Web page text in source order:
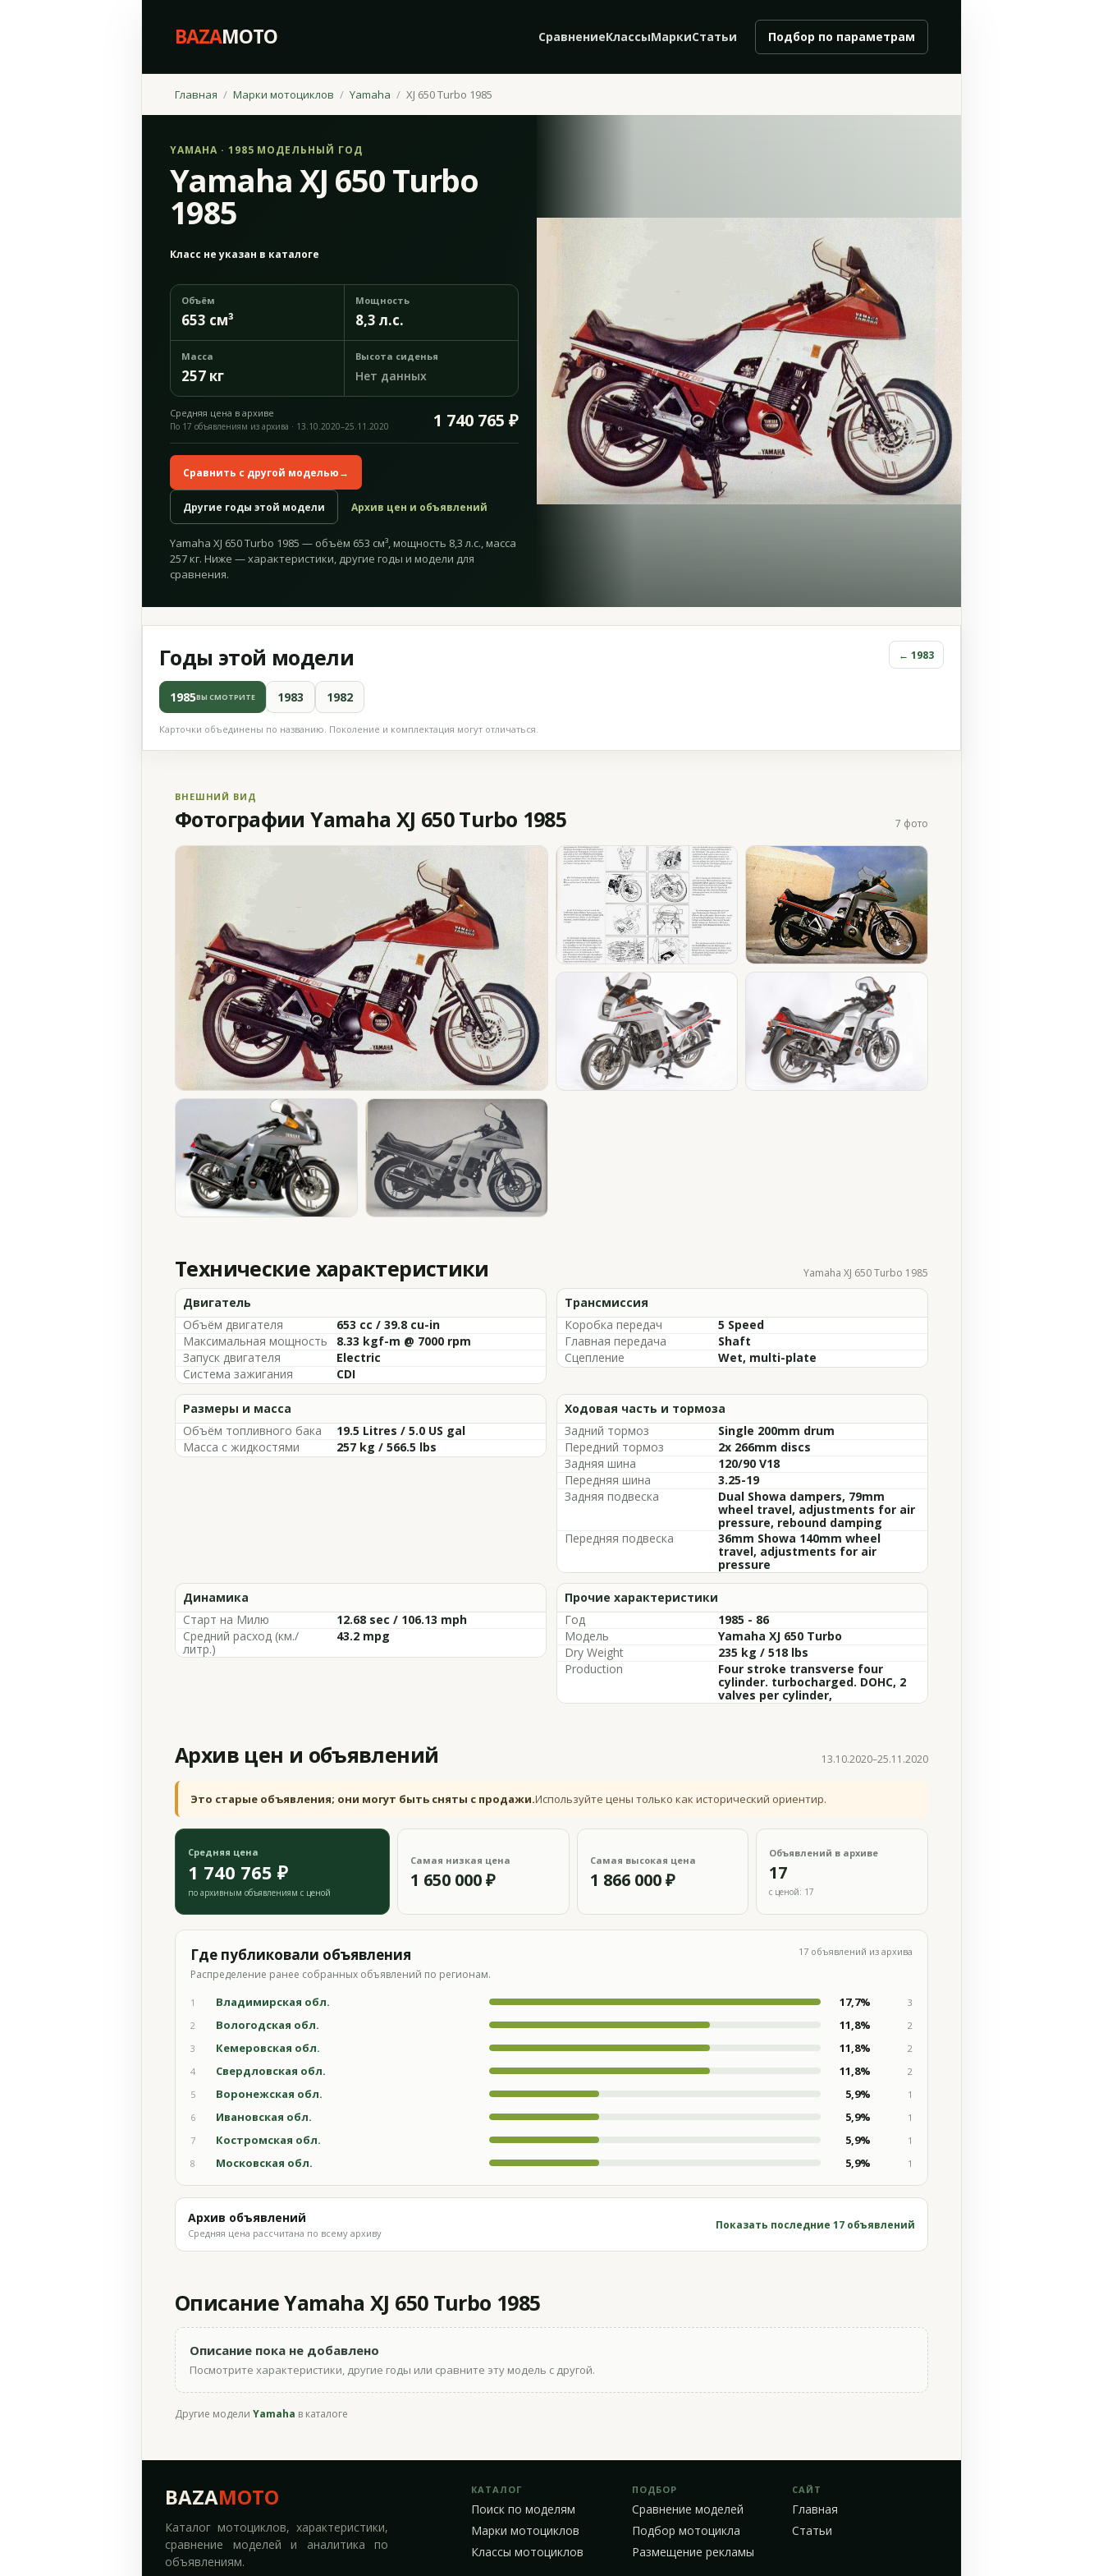
BAZAMOTO СравнениеКлассыМаркиСтатьи Подбор по параметрам
Главная Марки мотоциклов Yamaha XJ 650 Turbo 1985
YAMAHA · 1985 МОДЕЛЬНЫЙ ГОД
Yamaha XJ 650 Turbo
1985
Класс не указан в каталоге
Объём
653 см³
Мощность
8,3 л.с.
Масса
257 кг
Высота сиденья
Нет данных
Средняя цена в архиве 1 740 765 ₽
По 17 объявлениям из архива · 13.10.2020–25.11.2020
Сравнить с другой моделью→
Другие годы этой модели Архив цен и объявлений
Yamaha XJ 650 Turbo 1985 — объём 653 см³, мощность 8,3 л.с., масса
257 кг. Ниже — характеристики, другие годы и модели для
сравнения.
Годы этой модели ← 1983
1985ВЫ СМОТРИТЕ 1983 1982
Карточки объединены по названию. Поколение и комплектация могут отличаться.
ВНЕШНИЙ ВИД
Фотографии Yamaha XJ 650 Turbo 1985 7 фото
Технические характеристики Yamaha XJ 650 Turbo 1985
Двигатель
Объём двигателя
653 cc / 39.8 cu-in
Максимальная мощность
8.33 kgf-m @ 7000 rpm
Запуск двигателя
Electric
Система зажигания
CDI
Трансмиссия
Коробка передач
5 Speed
Главная передача
Shaft
Сцепление
Wet, multi-plate
Размеры и масса
Объём топливного бака
19.5 Litres / 5.0 US gal
Масса с жидкостями
257 kg / 566.5 lbs
Ходовая часть и тормоза
Задний тормоз
Single 200mm drum
Передний тормоз
2x 266mm discs
Задняя шина
120/90 V18
Передняя шина
3.25-19
Задняя подвеска
Dual Showa dampers, 79mm
wheel travel, adjustments for air
pressure, rebound damping
Передняя подвеска
36mm Showa 140mm wheel
travel, adjustments for air
pressure
Динамика
Старт на Милю
12.68 sec / 106.13 mph
Средний расход (км./
литр.)
43.2 mpg
Прочие характеристики
Год
1985 - 86
Модель
Yamaha XJ 650 Turbo
Dry Weight
235 kg / 518 lbs
Production
Four stroke transverse four
cylinder. turbocharged. DOHC, 2
valves per cylinder,
Архив цен и объявлений 13.10.2020–25.11.2020
Это старые объявления; они могут быть сняты с продажи.Используйте цены только как исторический ориентир.
Средняя цена
1 740 765 ₽
по архивным объявлениям с ценой
Самая низкая цена
1 650 000 ₽
Самая высокая цена
1 866 000 ₽
Объявлений в архиве
17
с ценой: 17
Где публиковали объявления
Распределение ранее собранных объявлений по регионам.
17 объявлений из архива
1 Владимирская обл. 17,7%
3
2
Вологодская обл. 11,8%
2
3
Кемеровская обл. 11,8%
2
4
Свердловская обл. 11,8%
2
5
Воронежская обл. 5,9%
1
6
Ивановская обл. 5,9%
1
7
Костромская обл. 5,9%
1
8
Московская обл. 5,9% 1
Архив объявлений
Средняя цена рассчитана по всему архиву
Показать последние 17 объявлений
Описание Yamaha XJ 650 Turbo 1985
Описание пока не добавлено
Посмотрите характеристики, другие годы или сравните эту модель с другой.
Другие модели Yamaha в каталоге
BAZAMOTO
Каталог мотоциклов, характеристики,
сравнение моделей и аналитика по
объявлениям.
КАТАЛОГ
Поиск по моделям
Марки мотоциклов
Классы мотоциклов
ПОДБОР
Сравнение моделей
Подбор мотоцикла
Размещение рекламы
САЙТ
Главная
Статьи